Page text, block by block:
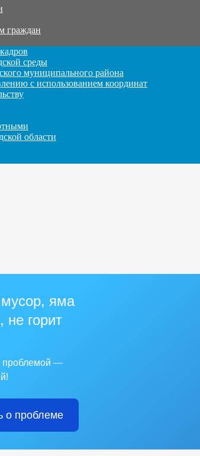
граждан
среды
муниципального района
с использованием координат
области
яма
не горит
проблемой —
о проблеме